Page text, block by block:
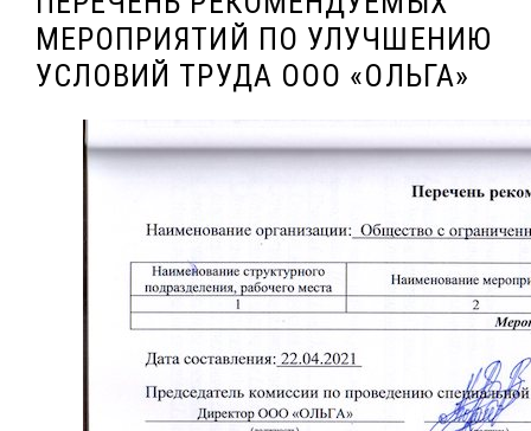
МЕРОПРИЯТИЙ ПО УЛУЧШЕНИЮ
УСЛОВИЙ ТРУДА ООО «ОЛЬГА»